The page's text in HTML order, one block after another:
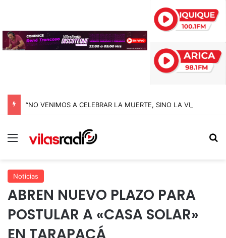
Menú
Noticias
ABREN NUEVO PLAZO PARA
POSTULAR A «CASA SOLAR»
EN TARAPACÁ